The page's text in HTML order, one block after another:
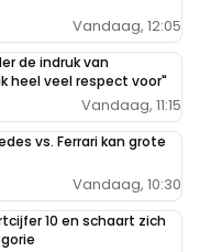
Vandaag, 12:05
de indruk van
heel veel respect voor"
Vandaag, 11:15
vs. Ferrari kan grote
Vandaag, 10:30
10 en schaart zich